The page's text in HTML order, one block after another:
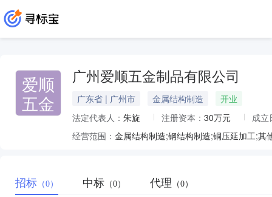
爱顺
五金
广州爱顺五金制品有限公司
广东省 | 广州市 金属结构制造
开业
法定代表人： 朱旋 注册资本： 30万元
成立
经营范围： 金属结构制造;钢结构制造;铜压延加工;
招标 （0） 中标 （0） 代理 （0）